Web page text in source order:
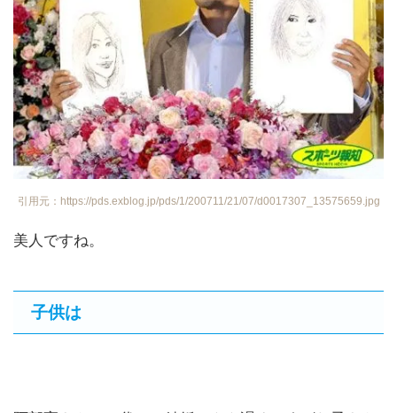
引用元：https://pds.exblog.jp/pds/1/200711/21/07/d0017307_13575659.jpg
美人ですね。
子供は